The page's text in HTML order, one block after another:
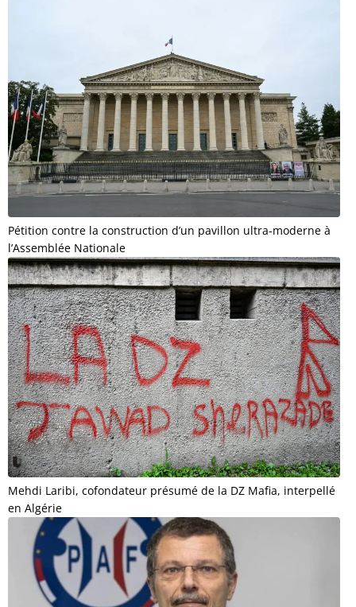
Pétition contre la construction d’un pavillon ultra-moderne à
l’Assemblée Nationale
Mehdi Laribi, cofondateur présumé de la DZ Mafia, interpellé
en Algérie